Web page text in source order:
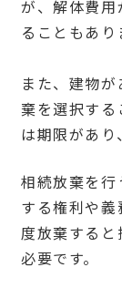
が、解体費用
ることもあり
また、建物
棄を選択す
は期限があり
相続放棄を行
する権利や
度放棄すると
必要です。